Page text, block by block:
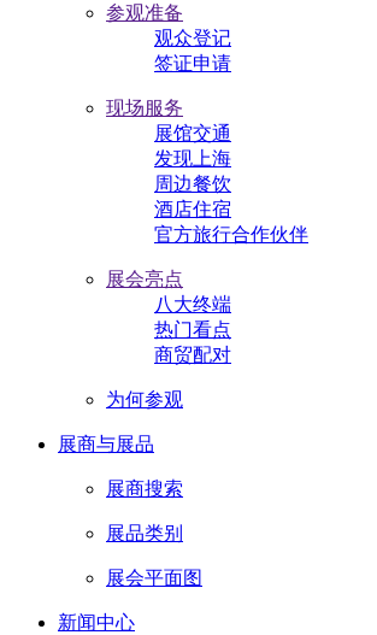
参观准备
观众登记
签证申请
现场服务
展馆交通
发现上海
周边餐饮
酒店住宿
官方旅行合作伙伴
展会亮点
八大终端
热门看点
商贸配对
为何参观
展商与展品
展商搜索
展品类别
展会平面图
新闻中心